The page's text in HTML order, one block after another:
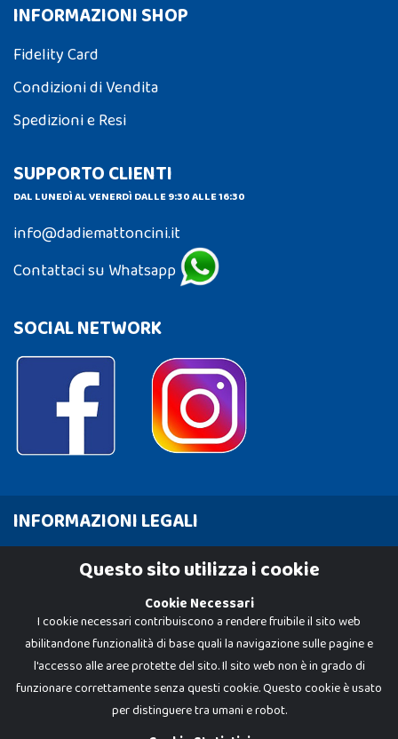
INFORMAZIONI SHOP
Fidelity Card
Condizioni di Vendita
Spedizioni e Resi
SUPPORTO CLIENTI
DAL LUNEDÌ AL VENERDÌ DALLE 9:30 ALLE 16:30
info@dadiemattoncini.it
Contattaci su Whatsapp
SOCIAL NETWORK
INFORMAZIONI LEGALI
Cookie PolicyQuesto sito utilizza i cookie
Cookie Necessari
I cookie necessari contribuiscono a rendere fruibile il sito web
abilitandone funzionalità di base quali la navigazione sulle pagine e
l'accesso alle aree protette del sito. Il sito web non è in grado di
funzionare correttamente senza questi cookie. Questo cookie è usato
per distinguere tra umani e robot.